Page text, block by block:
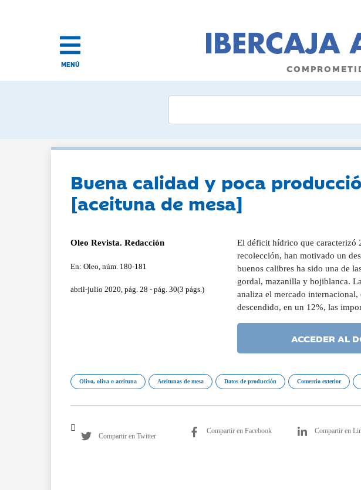
MENÚ
Buena calidad y poca
[aceituna de mesa]
Oleo Revista. Redacción
En: Oleo, núm. 180-181
abril-julio 2020, pág. 28 - pág. 30(3 págs.)
El déficit hídrico que caracterizó
recolección, han motivado un
buenos calibres ha sido una de
gordal, mazanilla y hojiblanca.
analiza el mercado
descendido, en un 12%, las
ACCEDER AL
Olivo, oliva o aceituna Aceitunas de mesa Datos de producción Comercio exterior
Compartir en Twitter
Compartir en Facebook Compartir en